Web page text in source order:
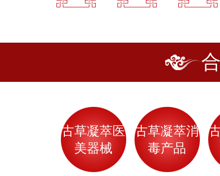
古草凝萃医
美器械
古草凝萃消
毒产品